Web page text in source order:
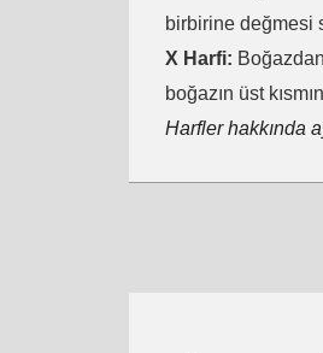
birbirine değmesi
X Harfi:
boğazın üst
Harfler hakkında